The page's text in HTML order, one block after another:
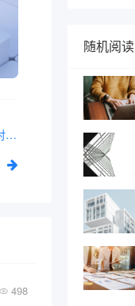
基于本地部署扣子 (Coze)：AI智能体搭建【智能面试官】对话应用
498
随机阅读